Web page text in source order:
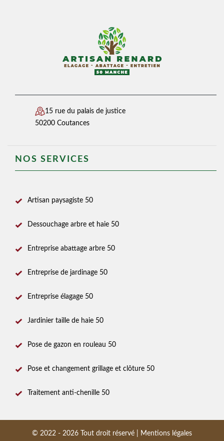
15 rue du palais de justice
50200 Coutances
NOS SERVICES
Artisan paysagiste 50
Dessouchage arbre et haie 50
Entreprise abattage arbre 50
Entreprise de jardinage 50
Entreprise élagage 50
Jardinier taille de haie 50
Pose de gazon en rouleau 50
Pose et changement grillage et clôture 50
Traitement anti-chenille 50
© 2022 - 2026 Tout droit réservé | Mentions légales